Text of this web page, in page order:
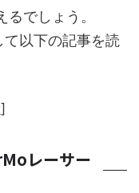
でしょう。
以下の記事を読
]
レーサー